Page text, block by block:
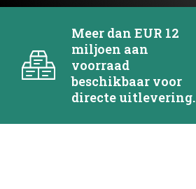
Meer dan EUR 12
miljoen aan
voorraad
beschikbaar voor
directe uitlevering.